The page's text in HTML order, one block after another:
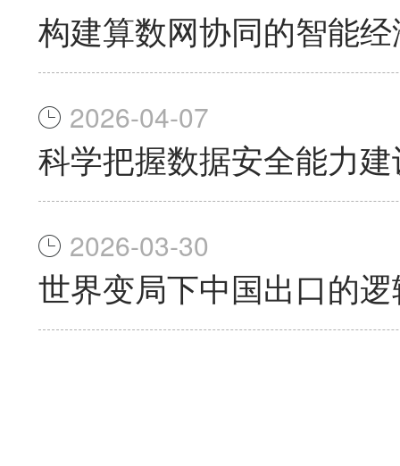
构建算数网协同的智能
2026-04-07
科学把握数据安全能力
2026-03-30
世界变局下中国出口的